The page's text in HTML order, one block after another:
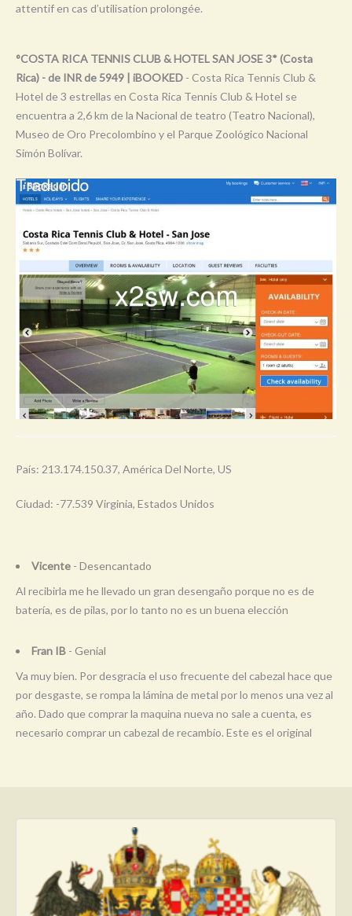
attentif en cas d’utilisation prolongée.
°COSTA RICA TENNIS CLUB & HOTEL SAN JOSE 3* (Costa
Rica) - de INR de 5949 | iBOOKED - Costa Rica Tennis Club &
Hotel de 3 estrellas en Costa Rica Tennis Club & Hotel se
encuentra a 2,6 km de la Nacional de teatro (Teatro Nacional),
Museo de Oro Precolombino y el Parque Zoológico Nacional
Simón Bolívar.
País: 213.174.150.37, América Del Norte, US
Ciudad: -77.539 Virginia, Estados Unidos
Vicente - Desencantado
Al recibirla me he llevado un gran desengaño porque no es de
batería, es de pilas, por lo tanto no es un buena elección
Fran IB - Genial
Va muy bien. Por desgracia el uso frecuente del cabezal hace que
por desgaste, se rompa la lámina de metal por lo menos una vez al
año. Dado que comprar la maquina nueva no sale a cuenta, es
necesario comprar un cabezal de recambio. Este es el original